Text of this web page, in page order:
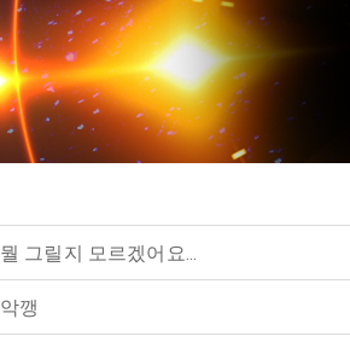
뭘 그릴지 모르겠어요...
악깽